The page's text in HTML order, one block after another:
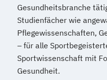
Gesundheitsbranche
Studienfächer wie
Pflegewissenschaften,
– für alle
Sportwissenschaft mit
Gesundheit.